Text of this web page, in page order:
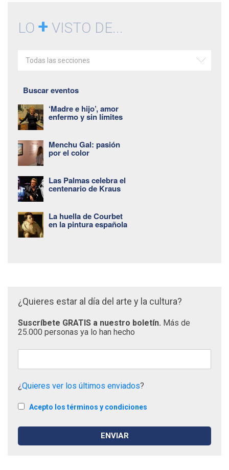
LO + VISTO DE...
Todas las secciones
Buscar eventos
‘Madre e hijo’, amor
enfermo y sin límites
Menchu Gal: pasión
por el color
Las Palmas celebra el
centenario de Kraus
La huella de Courbet
en la pintura española
¿Quieres estar al día del arte y la cultura?
Suscríbete GRATIS a nuestro boletín. Más de
25.000 personas ya lo han hecho
¿Quieres ver los últimos enviados?
Acepto los términos y condiciones